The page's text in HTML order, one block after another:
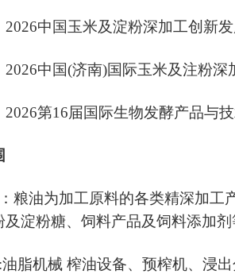
2026中国玉米及淀粉深加工创新
2026中国(济南)国际玉米及注粉深
2026第16届国际生物发酵产品与
： 粮油为加工原料的各类精深加工
淀粉糖、 饲料产品及饲料添加剂
:油脂机械 榨油设备、预榨机、浸